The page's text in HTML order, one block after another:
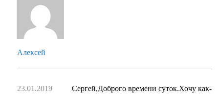
Алексей
23.01.2019
Сергей,Доброго времени суток.Хочу как-